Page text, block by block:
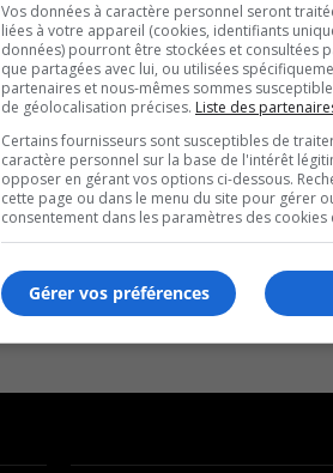
Vos données à caractère personnel seront
liées à votre appareil (cookies, identifiants
données) pourront être stockées et consultées
que partagées avec lui, ou utilisées
partenaires et nous-mêmes sommes
de géolocalisation précises. Liste des
Certains fournisseurs sont susceptibles de
caractère personnel sur la base de l'intérêt
opposer en gérant vos options ci-dessous.
cette page ou dans le menu du site pour gérer
consentement dans les paramètres des
Gérer vos préférences